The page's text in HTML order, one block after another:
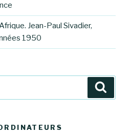
Jean-Paul Sivadier,
1950